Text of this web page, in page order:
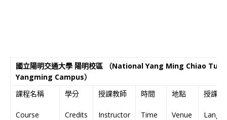
國立陽明交通大學 陽明校區 （National Yang Ming Chiao
Yangming Campus）
課程名稱
Course
學分
Credits
授課教師
Instructor
時間
Time
地點
Venue
授課語